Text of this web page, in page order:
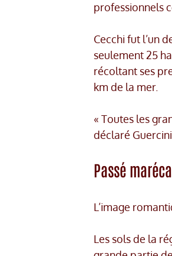
professionnels
Cecchi fut l’un
seulement 25
récoltant ses
km de la mer.
« Toutes les
déclaré Guercini.
Passé
L’image
Les sols de la